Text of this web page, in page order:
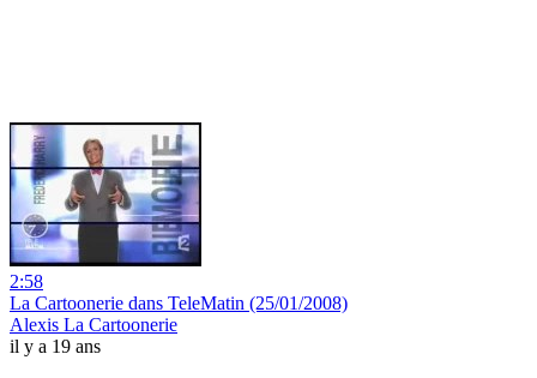
2:58
La Cartoonerie dans TeleMatin (25/01/2008)
Alexis La Cartoonerie
il y a 19 ans